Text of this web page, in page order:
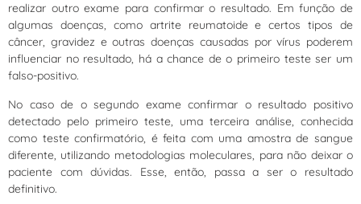
realizar outro exame para confirmar o resultado. Em função de
algumas doenças, como artrite reumatoide e certos tipos de
câncer, gravidez e outras doenças causadas por vírus poderem
influenciar no resultado, há a chance de o primeiro teste ser um
falso-positivo.
No caso de o segundo exame confirmar o resultado positivo
detectado pelo primeiro teste, uma terceira análise, conhecida
como teste confirmatório, é feita com uma amostra de sangue
diferente, utilizando metodologias moleculares, para não deixar o
paciente com dúvidas. Esse, então, passa a ser o resultado
definitivo.